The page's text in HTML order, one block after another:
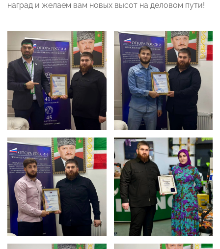
наград и желаем вам новых высот на деловом пути!